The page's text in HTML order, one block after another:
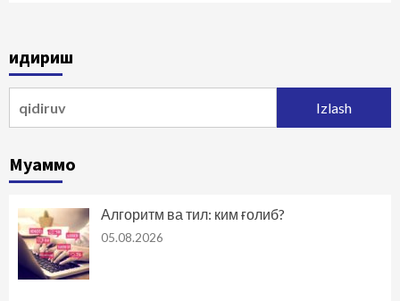
Қидириш
Муаммо
Алгоритм ва тил: ким ғолиб?
05.08.2026